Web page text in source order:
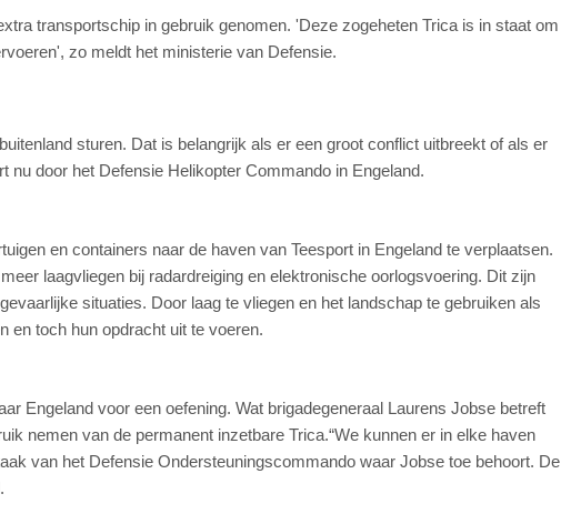
transportschip in gebruik genomen. 'Deze zogeheten Trica is in staat om
zo meldt het ministerie van Defensie.
sturen. Dat is belangrijk als er een groot conflict uitbreekt of als er
nu door het Defensie Helikopter Commando in Engeland.
en containers naar de haven van Teesport in Engeland te verplaatsen.
laagvliegen bij radardreiging en elektronische oorlogsvoering. Dit zijn
situaties. Door laag te vliegen en het landschap te gebruiken als
en toch hun opdracht uit te voeren.
Engeland voor een oefening. Wat brigadegeneraal Laurens Jobse betreft
nemen van de permanent inzetbare Trica.“We kunnen er in elke haven
van het Defensie Ondersteuningscommando waar Jobse toe behoort. De